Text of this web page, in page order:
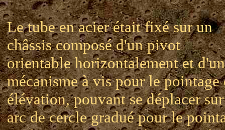
Le tube en acier était fixé sur un
châssis composé d'un pivot
orientable horizontalement et d'un
mécanisme à vis pour le pointage
élévation, pouvant se déplacer
arc de cercle gradué pour le